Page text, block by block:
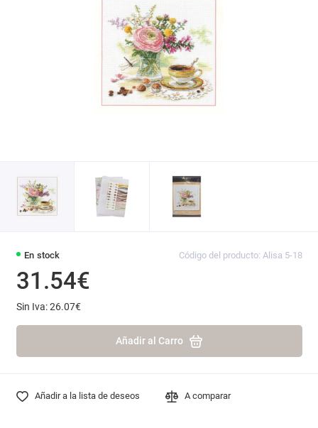
En stock Código del producto: Alisa 5-18
31.54€
Sin Iva: 26.07€
Añadir al Carro
Añadir a la lista de deseos A comparar